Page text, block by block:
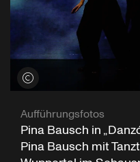
Credits öffnen
Aufführungsfotos
Pina Bausch in
Pina Bausch mit